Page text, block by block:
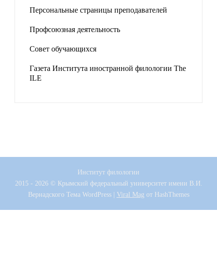
Персональные страницы преподавателей
Профсоюзная деятельность
Совет обучающихся
Газета Института иностранной филологии The
ILE
Институт филологии
2015 - 2026 © Крымский федеральный университет имени В.И.
ВернадскогоТема WordPress | Viral Mag от HashThemes